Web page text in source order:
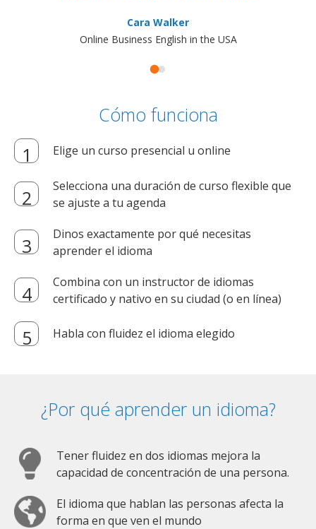
Cara Walker
Online Business English in the USA
Cómo funciona
Elige un curso presencial u online
Selecciona una duración de curso flexible que
se ajuste a tu agenda
Dinos exactamente por qué necesitas
aprender el idioma
Combina con un instructor de idiomas
certificado y nativo en su ciudad (o en línea)
Habla con fluidez el idioma elegido
¿Por qué aprender un idioma?
Tener fluidez en dos idiomas mejora la
capacidad de concentración de una persona.
El idioma que hablan las personas afecta la
forma en que ven el mundo